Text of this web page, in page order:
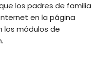
los padres de familia
en la página
los módulos de